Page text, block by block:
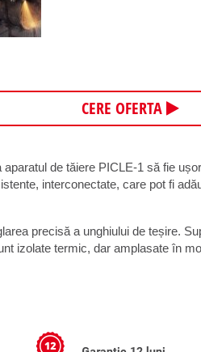
CERE OFERTA
de tăiere PICLE-1 să fie
interconectate, care pot fi
precisă a unghiului de teșire.
izolate termic, dar amplasate în